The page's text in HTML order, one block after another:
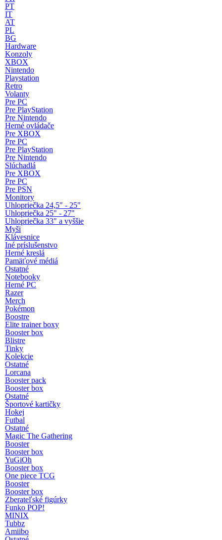
PT
IT
AT
PL
BG
Hardware
Konzoly
XBOX
Nintendo
Playstation
Retro
Volanty
Pre PC
Pre PlayStation
Pre Nintendo
Herné ovládače
Pre XBOX
Pre PC
Pre PlayStation
Pre Nintendo
Slúchadlá
Pre XBOX
Pre PC
Pre PSN
Monitory
Uhlopriečka 24,5" - 25"
Uhlopriečka 25" - 27"
Uhlopriečka 33" a vyššie
Myši
Klávesnice
Iné príslušenstvo
Herné kreslá
Pamäťové médiá
Ostatné
Notebooky
Herné PC
Razer
Merch
Pokémon
Boostre
Elite trainer boxy
Booster box
Blistre
Tinky
Kolekcie
Ostatné
Lorcana
Booster pack
Booster box
Ostatné
Športové kartičky
Hokej
Futbal
Ostatné
Magic The Gathering
Booster
Booster box
YuGiOh
Booster box
One piece TCG
Booster
Booster box
Zberateľské figúrky
Funko POP!
MINIX
Tubbz
Amiibo